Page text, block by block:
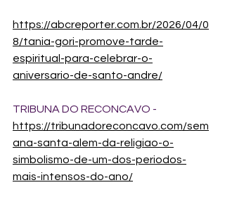
https://abcreporter.com.br/2026/04/0
8/tania-gori-promove-tarde-
espiritual-para-celebrar-o-
aniversario-de-santo-andre/
TRIBUNA DO RECONCAVO -
https://tribunadoreconcavo.com/sem
ana-santa-alem-da-religiao-o-
simbolismo-de-um-dos-periodos-
mais-intensos-do-ano/